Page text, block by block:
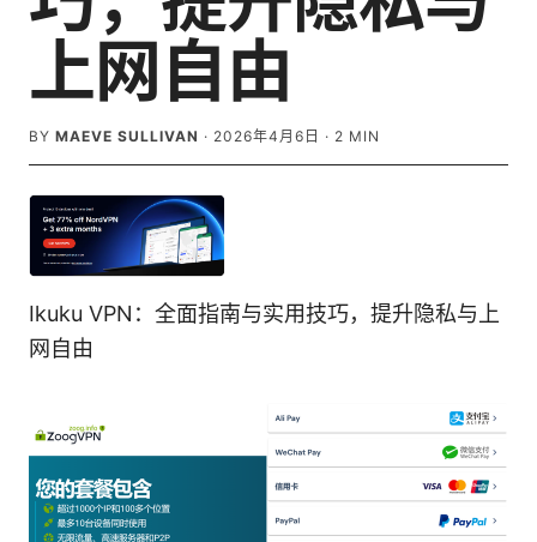
上网自由
BY MAEVE SULLIVAN · 2026年4月6日 · 2 MIN
Ikuku VPN：全面指南与实用技巧，提升隐私与上
网自由